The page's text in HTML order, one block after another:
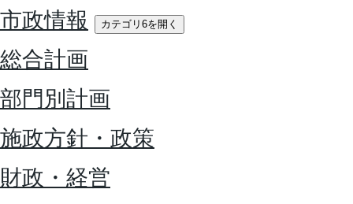
市政情報 カテゴリ6を開く
総合計画
部門別計画
施政方針・政策
財政・経営